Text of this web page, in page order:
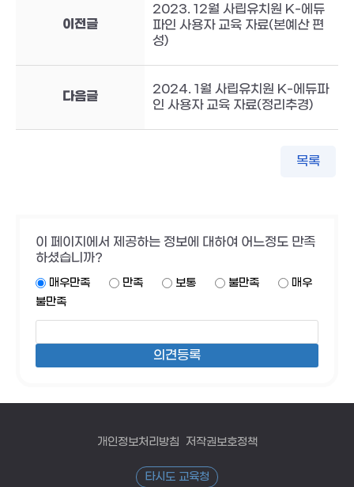
이전글
2023. 12월 사립유치원 K-에듀
파인 사용자 교육 자료(본예산 편
성)
다음글
2024. 1월 사립유치원 K-에듀파
인 사용자 교육 자료(정리추경)
목록
이 페이지에서 제공하는 정보에 대하여 어느정도 만족
하셨습니까?
매우만족 만족 보통 불만족
매우
불만족
개인정보처리방침 저작권보호정책
타시도 교육청